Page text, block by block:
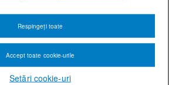
Setări cookie-uri
Respingeți toate
Accept toate cookie-urile